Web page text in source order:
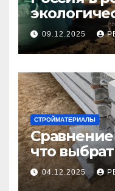
09.12.2025
СТРОЙМАТЕРИАЛЫ
что
покрытия
04.12.2025